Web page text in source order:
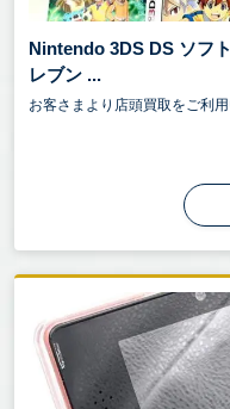
Nintendo 3DS DS ソフ
レブン ...
お客さまより店頭買取をご利